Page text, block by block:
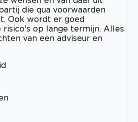
die qua voorwaarden
Ook wordt er goed
risico's op lange termijn. Alles
van een adviseur en